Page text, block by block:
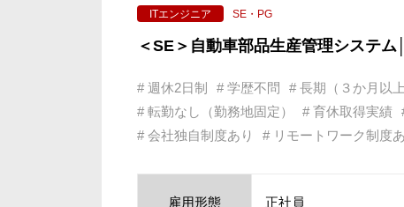
ITエンジニア SE・PG
＜SE＞自動車部品生産管理システ
# 週休2日制 # 学歴不問 # 長期（３か月以上
# 転勤なし（勤務地固定）
# 育休取得実績
# 会社独自制度あり
# リモートワーク制度
雇用形態 正社員